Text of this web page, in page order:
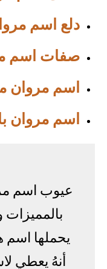
دلع اسم
صفات اسم
اسم مروان
اسم مروان
عيوب اسم
بالمميزات
يحملها اسم
أنهُ يعطي